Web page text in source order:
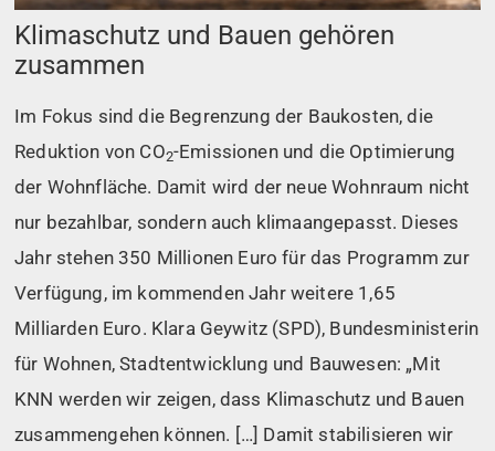
Klimaschutz und Bauen gehören
zusammen
Im Fokus sind die Begrenzung der Baukosten, die
Reduktion von CO2-Emissionen und die Optimierung
der Wohnfläche. Damit wird der neue Wohnraum nicht
nur bezahlbar, sondern auch klimaangepasst. Dieses
Jahr stehen 350 Millionen Euro für das Programm zur
Verfügung, im kommenden Jahr weitere 1,65
Milliarden Euro. Klara Geywitz (SPD), Bundesministerin
für Wohnen, Stadtentwicklung und Bauwesen: „Mit
KNN werden wir zeigen, dass Klimaschutz und Bauen
zusammengehen können. […] Damit stabilisieren wir